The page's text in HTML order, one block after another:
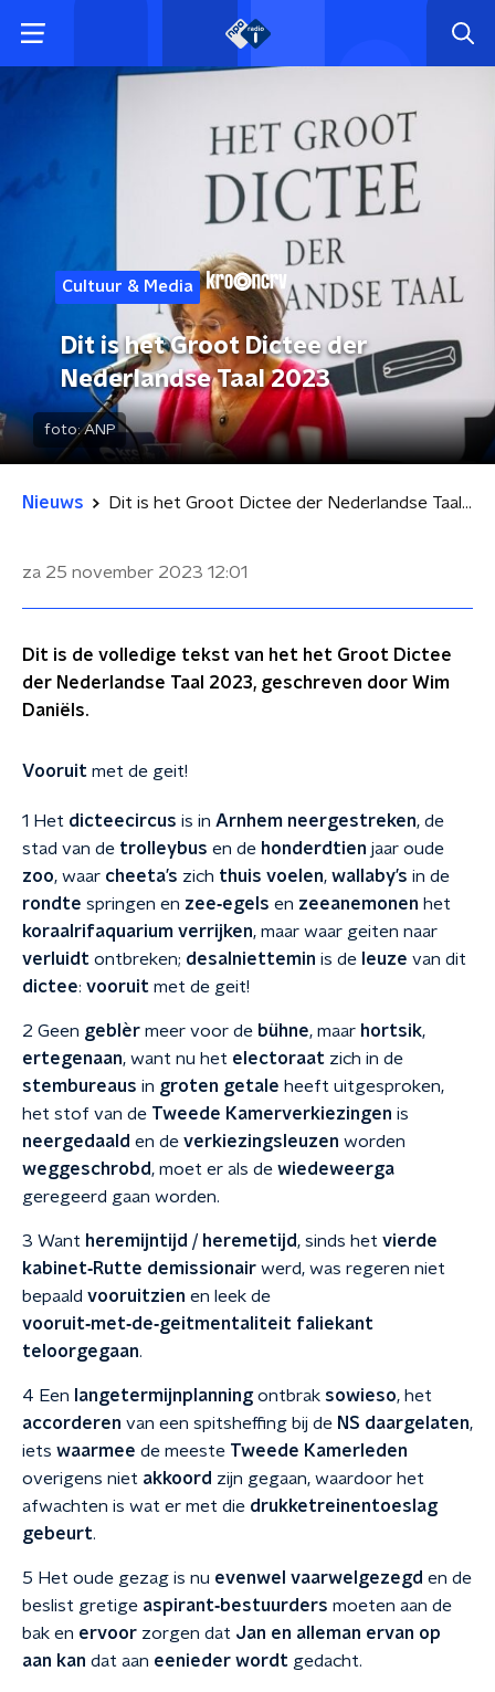
Cultuur & Media
Dit is het Groot Dictee der
Nederlandse Taal 2023
foto:ANP
Nieuws Dit is het Groot Dictee der Nederlandse Taal 2023
za 25 november 2023 12:01
Dit is de volledige tekst van het het Groot Dictee
der Nederlandse Taal 2023, geschreven door Wim
Daniëls.
Vooruit met de geit!
1 Het dicteecircus is in Arnhem neergestreken, de
stad van de trolleybus en de honderdtien jaar oude
zoo, waar cheeta’s zich thuis voelen, wallaby’s in de
rondte springen en zee‑egels en zeeanemonen het
koraalrifaquarium verrijken, maar waar geiten naar
verluidt ontbreken; desalniettemin is de leuze van dit
dictee: vooruit met de geit!
2 Geen geblèr meer voor de bühne, maar hortsik,
ertegenaan, want nu het electoraat zich in de
stembureaus in groten getale heeft uitgesproken,
het stof van de Tweede Kamerverkiezingen is
neergedaald en de verkiezingsleuzen worden
weggeschrobd, moet er als de wiedeweerga
geregeerd gaan worden.
3 Want heremijntijd / heremetijd, sinds het vierde
kabinet‑Rutte demissionair werd, was regeren niet
bepaald vooruitzien en leek de
vooruit‑met‑de‑geitmentaliteit faliekant
teloorgegaan.
4 Een langetermijnplanningontbrak sowieso, het
accorderen van een spitsheffing bij de NS daargelaten,
iets waarmee de meeste Tweede Kamerleden
overigens niet akkoord zijn gegaan, waardoor het
afwachten is wat er met die drukketreinentoeslag
gebeurt.
5 Het oude gezag is nu evenwel vaarwelgezegd en de
beslist gretige aspirant‑bestuurders moeten aan de
bak en ervoor zorgen dat Jan en alleman ervan op
aan kan dat aan eenieder wordt gedacht.